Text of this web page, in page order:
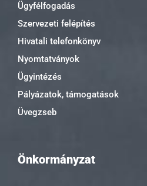
Ügyfélfogadás
Szervezeti felépítés
Hivatali telefonkönyv
Nyomtatványok
Ügyintézés
Pályázatok, támogatások
Üvegzseb
Önkormányzat